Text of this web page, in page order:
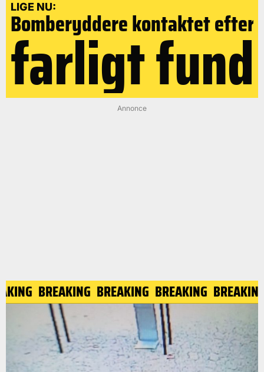
LIGE NU:
Bomberyddere kontaktet efter
farligt fund
Annonce
BREAKING BREAKING BREAKING BREAKING